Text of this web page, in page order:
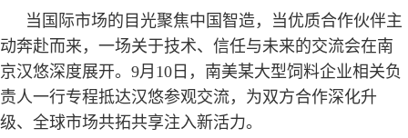
当国际市场的目光聚焦中国智造，当优质合作伙伴主
动奔赴而来，一场关于技术、信任与未来的交流会在南
京汉悠深度展开。9月10日，南美某大型饲料企业相关负
责人一行专程抵达汉悠参观交流，为双方合作深化升
级、全球市场共拓共享注入新活力。